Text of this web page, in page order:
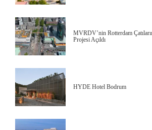
MVRDV’nin Rotterdam
Projesi Açıldı
HYDE Hotel Bodrum